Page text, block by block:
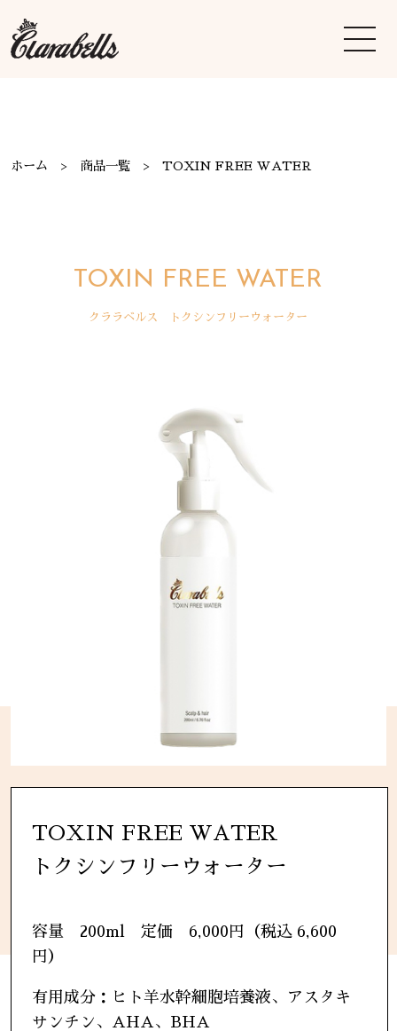
ホーム 商品一覧 TOXIN FREE WATER
TOXIN FREE WATER
クララベルス トクシンフリーウォーター
TOXIN FREE WATER
トクシンフリーウォーター
容量 200ml 定価 6,000円（税込 6,600
円）
有用成分：ヒト羊水幹細胞培養液、アスタキ
サンチン、AHA、BHA